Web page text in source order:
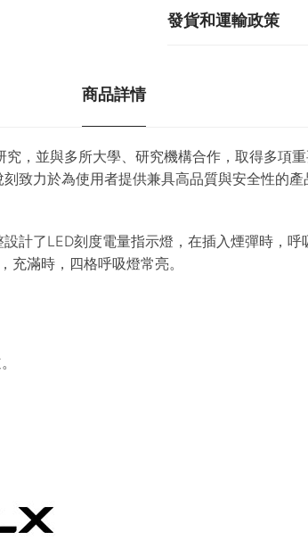
發貨和運輸政策
商品詳情
，並與多所大學、研究機構合作，取得多項
致力於為使用者提供兼具高品質與安全性的
計了LED刻度電量指示燈，在插入煙彈時，
滿時，四格呼吸燈常亮。